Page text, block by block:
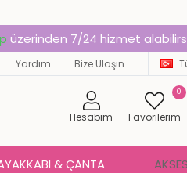
üzerinden 7/24 hizmet
Yardım Bize Ulaşın
Hesabım Favorilerim
0
& ÇANTA